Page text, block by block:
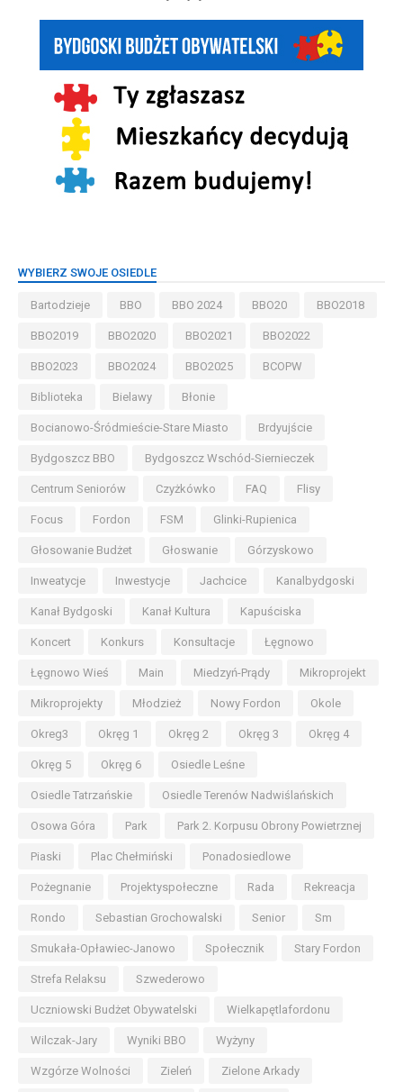
WYBIERZ SWOJE OSIEDLE
Bartodzieje BBO BBO 2024 BBO20 BBO2018
BBO2019 BBO2020 BBO2021 BBO2022
BBO2023 BBO2024 BBO2025 BCOPW
Biblioteka Bielawy Błonie
Bocianowo-Śródmieście-Stare Miasto Brdyujście
Bydgoszcz BBO Bydgoszcz Wschód-Siernieczek
Centrum Seniorów Czyżkówko FAQ Flisy
Focus Fordon FSM Glinki-Rupienica
Głosowanie Budżet Głoswanie Górzyskowo
Inweatycje Inwestycje Jachcice Kanalbydgoski
Kanał Bydgoski Kanał Kultura Kapuściska
Koncert Konkurs Konsultacje Łęgnowo
Łęgnowo Wieś Main Miedzyń-Prądy Mikroprojekt
Mikroprojekty Młodzież Nowy Fordon Okole
Okreg3 Okręg 1 Okręg 2 Okręg 3 Okręg 4
Okręg 5 Okręg 6 Osiedle Leśne
Osiedle Tatrzańskie Osiedle Terenów Nadwiślańskich
Osowa Góra Park Park 2. Korpusu Obrony Powietrznej
Piaski Plac Chełmiński Ponadosiedlowe
Pożegnanie Projektyspołeczne Rada Rekreacja
Rondo Sebastian Grochowalski Senior Sm
Smukała-Opławiec-Janowo Społecznik Stary Fordon
Strefa Relaksu Szwederowo
Uczniowski Budżet Obywatelski Wielkapętlafordonu
Wilczak-Jary Wyniki BBO Wyżyny
Wzgórze Wolności Zieleń Zielone Arkady